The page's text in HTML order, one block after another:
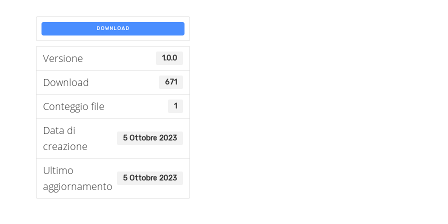
DOWNLOAD
Versione 1.0.0
Download 671
Conteggio file 1
Data di
creazione
5 Ottobre 2023
Ultimo
aggiornamento
5 Ottobre 2023